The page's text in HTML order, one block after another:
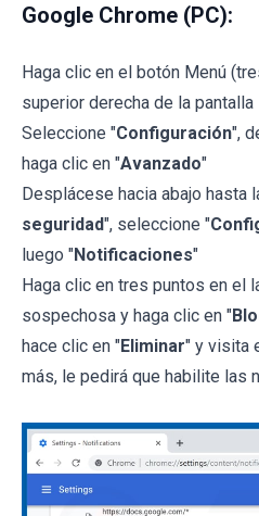
Google Chrome (PC):
Haga clic en el botón Menú
superior derecha de la pantalla
Seleccione "Configuración",
haga clic en "Avanzado"
Desplácese hacia abajo hasta
seguridad", seleccione "
luego "Notificaciones"
Haga clic en tres puntos en el
sospechosa y haga clic en "
hace clic en "Eliminar" y visita
más, le pedirá que habilite las